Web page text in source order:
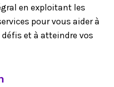
en exploitant les
pour vous aider à
et à atteindre vos